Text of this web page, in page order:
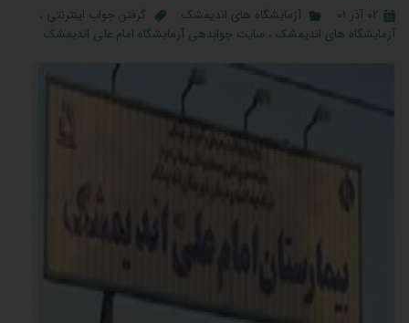
۰۲ آذر ۰۱ آزمایشگاه های اندیمشک گرفتن جواب اینترنتی ،
آزمایشگاه های اندیمشک ، سایت جوابدهی آزمایشگاه امام علی اندیمشک